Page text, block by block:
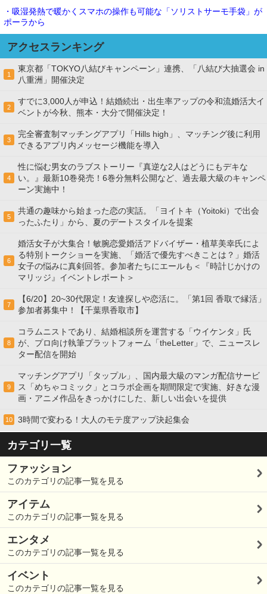
・吸湿発熱で暖かくスマホの操作も可能な「ソリストサーモ手袋」が
ポーラから
アクセスランキング
1
東京都「TOKYO八結びキャンペーン」連携、「八結び大抽選会 in
八重洲」開催決定
2
すでに3,000人が申込！結婚続出・出生率アップの令和流婚活大イ
ベントが今秋、熊本・大分で開催決定！
3
完全審査制マッチングアプリ「Hills high」、マッチング後に利用
できるアプリ内メッセージ機能を導入
4
性に悩む男女のラブストーリー『真逆な2人はどうにもデキな
い。』最新10巻発売！6巻分無料公開など、過去最大級のキャンペ
ーン実施中！
5
共通の趣味から始まった恋の実話。「ヨイトキ（Yoitoki）で出会
ったふたり」から、夏のデートスタイルを提案
6
婚活女子が大集合！敏腕恋愛婚活アドバイザー・植草美幸氏によ
る特別トークショーを実施、「婚活で優先すべきことは？」婚活
女子の悩みに真剣回答。参加者たちにエールも＜『時計じかけの
マリッジ』イベントレポート＞
7
【6/20】20~30代限定！友達探しや恋活に。「第1回 香取で縁活」
参加者募集中！【千葉県香取市】
8
コラムニストであり、結婚相談所を運営する「ウイケンタ」氏
が、プロ向け執筆プラットフォーム「theLetter」で、ニュースレ
ター配信を開始
9
マッチングアプリ「タップル」、国内最大級のマンガ配信サービ
ス「めちゃコミック」とコラボ企画を期間限定で実施、好きな漫
画・アニメ作品をきっかけにした、新しい出会いを提供
10 3時間で変わる！大人のモテ度アップ決起集会
カテゴリ一覧
ファッション
このカテゴリの記事一覧を見る
アイテム
このカテゴリの記事一覧を見る
エンタメ
このカテゴリの記事一覧を見る
イベント
このカテゴリの記事一覧を見る